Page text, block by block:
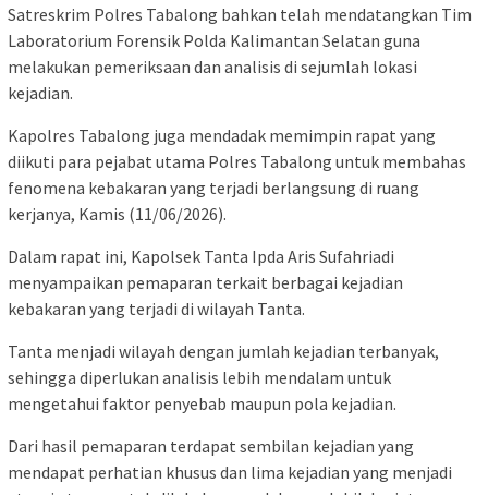
Satreskrim Polres Tabalong bahkan telah mendatangkan Tim
Laboratorium Forensik Polda Kalimantan Selatan guna
melakukan pemeriksaan dan analisis di sejumlah lokasi
kejadian.
Kapolres Tabalong juga mendadak memimpin rapat yang
diikuti para pejabat utama Polres Tabalong untuk membahas
fenomena kebakaran yang terjadi berlangsung di ruang
kerjanya, Kamis (11/06/2026).
Dalam rapat ini, Kapolsek Tanta Ipda Aris Sufahriadi
menyampaikan pemaparan terkait berbagai kejadian
kebakaran yang terjadi di wilayah Tanta.
Tanta menjadi wilayah dengan jumlah kejadian terbanyak,
sehingga diperlukan analisis lebih mendalam untuk
mengetahui faktor penyebab maupun pola kejadian.
Dari hasil pemaparan terdapat sembilan kejadian yang
mendapat perhatian khusus dan lima kejadian yang menjadi